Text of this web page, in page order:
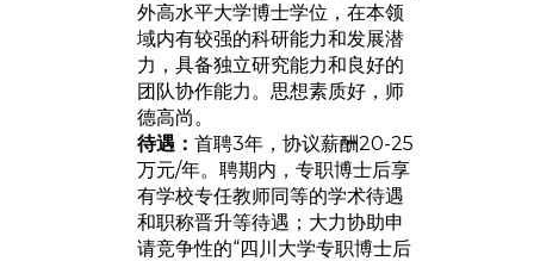
外高水平大学博士学位，在本领
域内有较强的科研能力和发展潜
力，具备独立研究能力和良好的
团队协作能力。思想素质好，师
德高尚。
待遇： 首聘3年，协议薪酬20-25
万元/年。聘期内，专职博士后享
有学校专任教师同等的学术待遇
和职称晋升等待遇；大力协助申
请竞争性的“四川大学专职博士后